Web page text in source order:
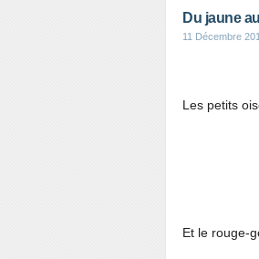
Du jaune
11 Décembre
Les petits
Et le rouge-